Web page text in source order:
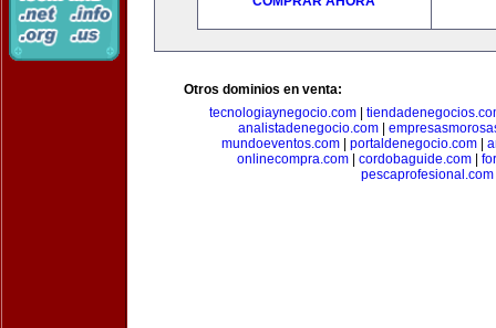
Otros dominios en venta:
tecnologiaynegocio.com
analistadenegocio.com
mundoeventos.com| portaldenegocio.com|
onlinecompra.com| cordobaguide.com|
pescaprofesional.com